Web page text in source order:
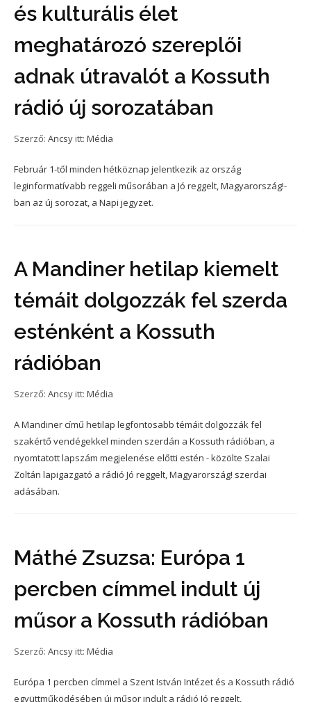
és kulturális élet
meghatározó szereplői
adnak útravalót a Kossuth
rádió új sorozatában
Szerző: Ancsy itt: Média
Február 1-től minden hétköznap jelentkezik az ország
leginformatívabb reggeli műsorában a Jó reggelt, Magyarország!-
ban az új sorozat, a Napi jegyzet.
A Mandiner hetilap kiemelt
témáit dolgozzák fel szerda
esténként a Kossuth
rádióban
Szerző: Ancsy itt: Média
A Mandiner című hetilap legfontosabb témáit dolgozzák fel
szakértő vendégekkel minden szerdán a Kossuth rádióban, a
nyomtatott lapszám megjelenése előtti estén - közölte Szalai
Zoltán lapigazgató a rádió Jó reggelt, Magyarország! szerdai
adásában.
Máthé Zsuzsa: Európa 1
percben címmel indult új
műsor a Kossuth rádióban
Szerző: Ancsy itt: Média
Európa 1 percben címmel a Szent István Intézet és a Kossuth rádió
együttműködésében új műsor indult a rádió Jó reggelt,